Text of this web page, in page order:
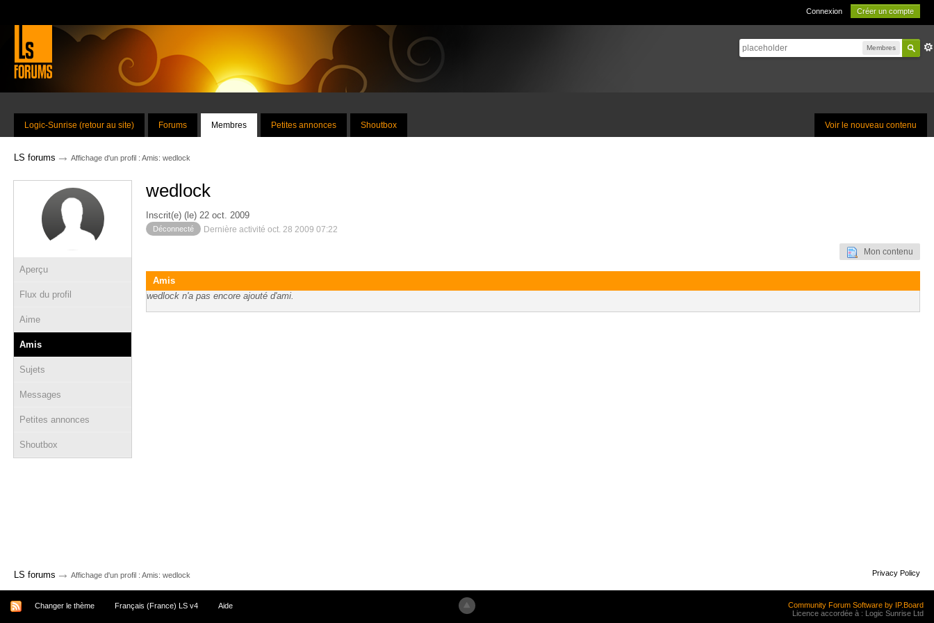
Connexion Créer un compte
Membres
Voir le nouveau contenu
Logic-Sunrise (retour au site) Forums Membres Petites annonces Shoutbox
LS forums → Affichage d'un profil : Amis: wedlock
Aperçu
Flux du profil
Aime
Amis
Sujets
Messages
Petites annonces
Shoutbox
wedlock
Inscrit(e) (le) 22 oct. 2009
Déconnecté Dernière activité oct. 28 2009 07:22
Mon contenu
Amis
wedlock n'a pas encore ajouté d'ami.
LS forums → Affichage d'un profil : Amis: wedlock Privacy Policy
Changer le thème Français (France) LS v4 Aide
Community Forum Software by IP.Board
Licence accordée à : Logic Sunrise Ltd